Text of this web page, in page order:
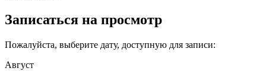
Записаться на просмотр
Пожалуйста, выберите дату, доступную для записи:
Август